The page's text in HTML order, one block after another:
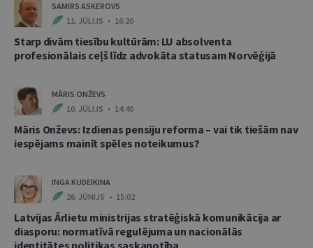
SAMIRS ASKEROVS
11. JŪLIJS • 16:20
Starp divām tiesību kultūrām: LU absolventa
profesionālais ceļš līdz advokāta statusam Norvēģijā
MĀRIS ONŽEVS
10. JŪLIJS • 14:40
Māris Onževs: Izdienas pensiju reforma – vai tik tiešām nav
iespējams mainīt spēles noteikumus?
INGA KUDEIKINA
26. JŪNIJS • 15:02
Latvijas Ārlietu ministrijas stratēģiskā komunikācija ar
diasporu: normatīvā regulējuma un nacionālās
identitātes politikas saskaņotība